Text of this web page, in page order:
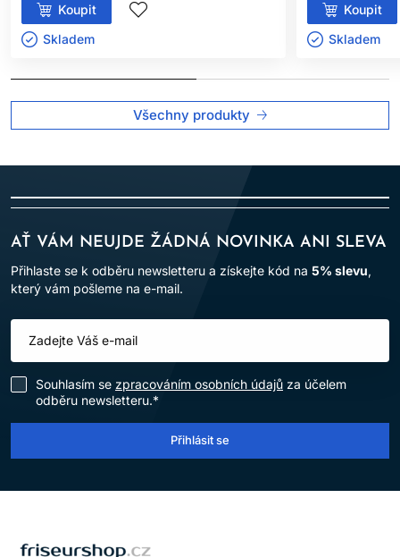
Koupit
Skladem ㅤ
Koupit
Skladem ㅤ
Všechny produkty
AŤ VÁM NEUJDE ŽÁDNÁ NOVINKA ANI SLEVA
Přihlaste se k odběru newsletteru a získejte kód na 5% slevu,
který vám pošleme na e-mail.
Souhlasím se zpracováním osobních údajů za účelem
odběru newsletteru.*
Přihlásit se